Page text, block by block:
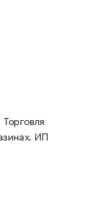
ИП